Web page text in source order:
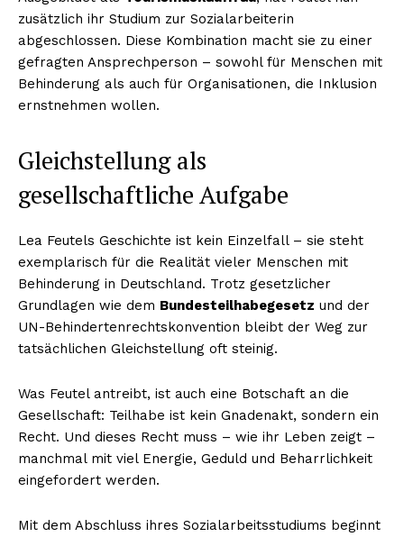
zusätzlich ihr Studium zur Sozialarbeiterin
abgeschlossen. Diese Kombination macht sie zu einer
gefragten Ansprechperson – sowohl für Menschen mit
Behinderung als auch für Organisationen, die Inklusion
ernstnehmen wollen.
Gleichstellung als
gesellschaftliche Aufgabe
Lea Feutels Geschichte ist kein Einzelfall – sie steht
exemplarisch für die Realität vieler Menschen mit
Behinderung in Deutschland. Trotz gesetzlicher
Grundlagen wie dem Bundesteilhabegesetz und der
UN-Behindertenrechtskonvention bleibt der Weg zur
tatsächlichen Gleichstellung oft steinig.
Was Feutel antreibt, ist auch eine Botschaft an die
Gesellschaft: Teilhabe ist kein Gnadenakt, sondern ein
Recht. Und dieses Recht muss – wie ihr Leben zeigt –
manchmal mit viel Energie, Geduld und Beharrlichkeit
eingefordert werden.
Mit dem Abschluss ihres Sozialarbeitsstudiums beginnt